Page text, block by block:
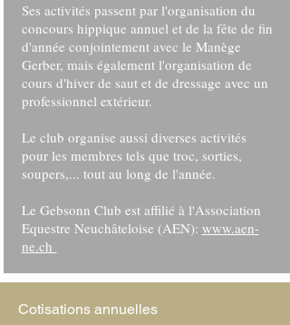
Ses activités passent par l'organisation du
concours hippique annuel et de la fête de fin
d'année conjointement avec le Manège
Gerber, mais également l'organisation de
cours d'hiver de saut et de dressage avec un
professionnel extérieur.
Le club organise aussi diverses activités
pour les membres tels que troc, sorties,
soupers,... tout au long de l'année.
Le Gebsonn Club est affilié à l'Association
Equestre Neuchâteloise (AEN): www.aen-
ne.ch
Cotisations annuelles